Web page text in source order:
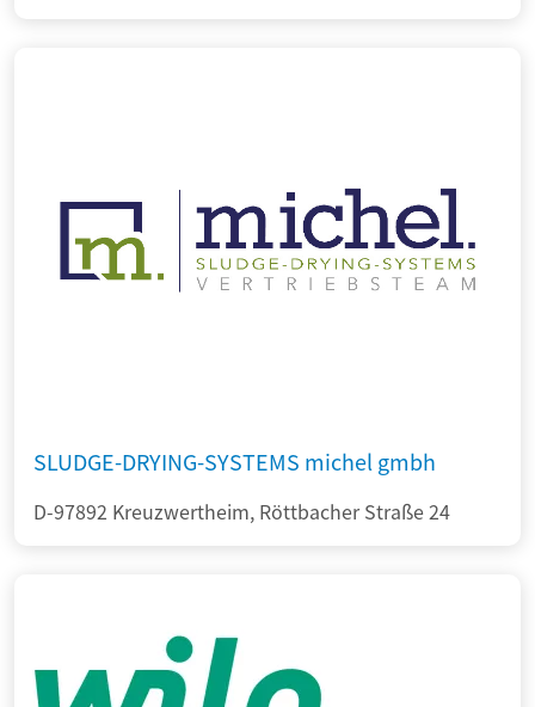
SLUDGE-DRYING-SYSTEMS michel gmbh
D-97892 Kreuzwertheim, Röttbacher Straße 24